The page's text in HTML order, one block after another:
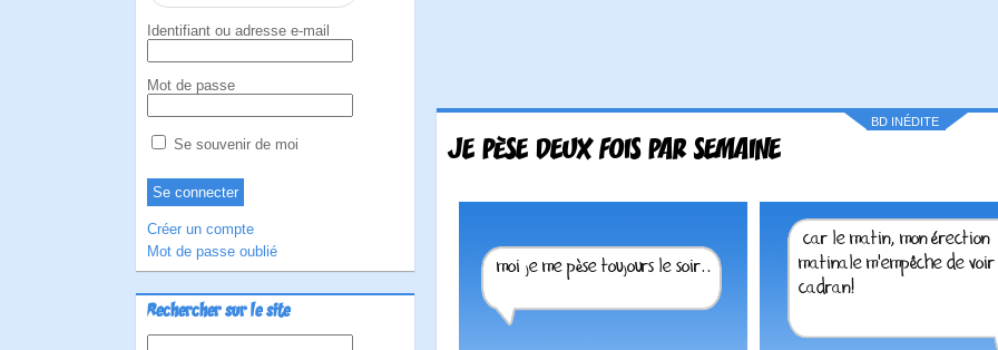
Identifiant ou adresse e-mail
Mot de passe
Se souvenir de moi
Créer un compte
Mot de passe oublié
Rechercher sur le site
BD INÉDITE
JE PÈSE DEUX FOIS PAR SEMAINE